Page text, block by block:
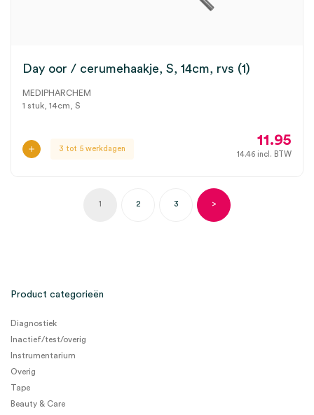
Day oor / cerumehaakje, S, 14cm, rvs (1)
MEDIPHARCHEM
1 stuk, 14cm, S
3 tot 5 werkdagen
11.95
14.46 incl. BTW
1 2 3 >
Product categorieën
Diagnostiek
Inactief/test/overig
Instrumentarium
Overig
Tape
Beauty & Care